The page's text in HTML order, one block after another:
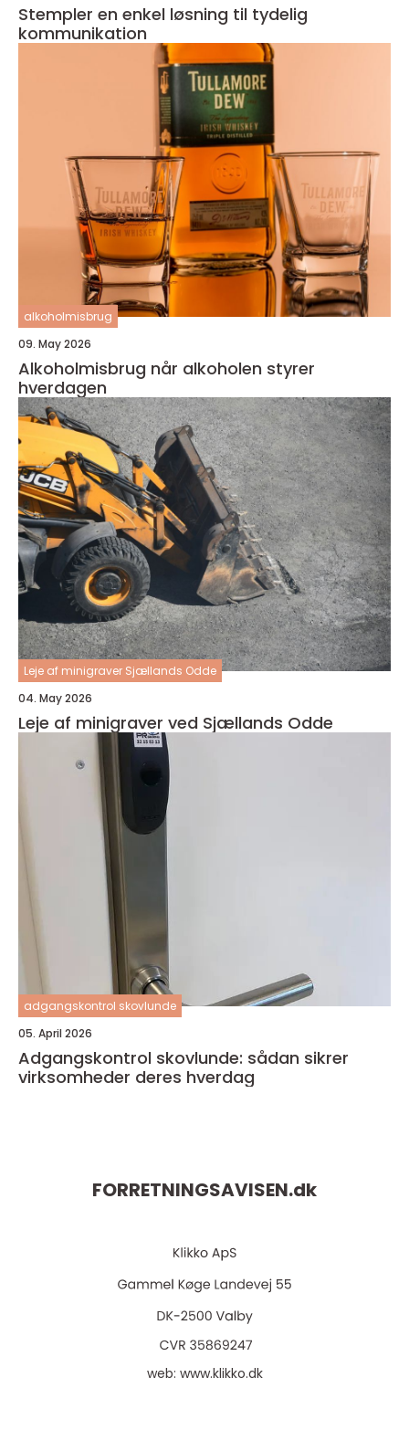
Stempler en enkel løsning til tydelig
kommunikation
alkoholmisbrug
09. May 2026
Alkoholmisbrug når alkoholen styrer
hverdagen
Leje af minigraver Sjællands Odde
04. May 2026
Leje af minigraver ved Sjællands Odde
adgangskontrol skovlunde
05. April 2026
Adgangskontrol skovlunde: sådan sikrer
virksomheder deres hverdag
FORRETNINGSAVISEN.dk
web: www.klikko.dk